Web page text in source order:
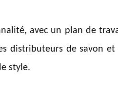
avec un plan de
distributeurs de savon et
style.